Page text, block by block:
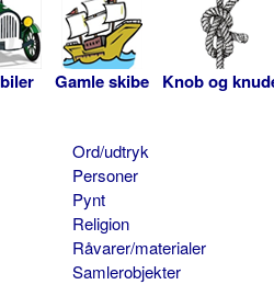
Gamle skibe Knob og
Ord/udtryk
Personer
Pynt
Religion
Råvarer/materialer
Samlerobjekter